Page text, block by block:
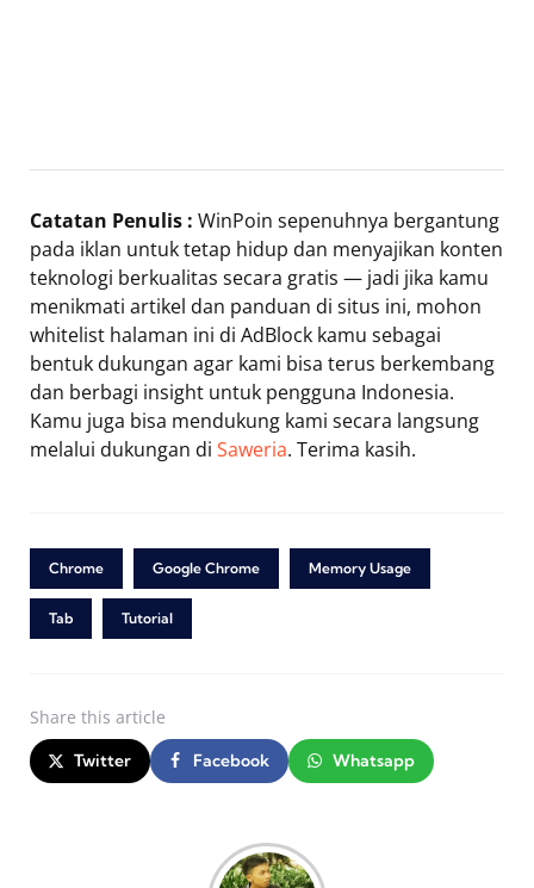
Catatan Penulis : WinPoin sepenuhnya bergantung
pada iklan untuk tetap hidup dan menyajikan konten
teknologi berkualitas secara gratis — jadi jika kamu
menikmati artikel dan panduan di situs ini, mohon
whitelist halaman ini di AdBlock kamu sebagai
bentuk dukungan agar kami bisa terus berkembang
dan berbagi insight untuk pengguna Indonesia.
Kamu juga bisa mendukung kami secara langsung
melalui dukungan di Saweria. Terima kasih.
Chrome Google Chrome Memory Usage
Tab Tutorial
Share this article
Twitter Facebook Whatsapp